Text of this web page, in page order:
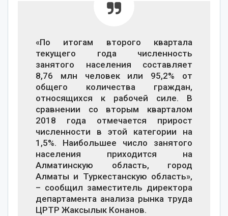
«По итогам второго квартала
текущего года численность
занятого населения составляет
8,76 млн человек или 95,2% от
общего количества граждан,
относящихся к рабочей силе. В
сравнении со вторым кварталом
2018 года отмечается прирост
численности в этой категории на
1,5%. Наибольшее число занятого
населения приходится на
Алматинскую область, город
Алматы и Туркестанскую область»,
– сообщил заместитель директора
департамента анализа рынка труда
ЦРТР Жаксылык Конанов.